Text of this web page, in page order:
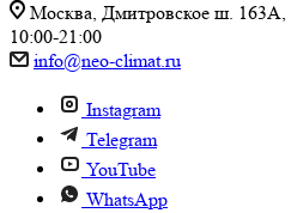
Москва, Дмитровское ш.
10:00-21:00
info@neo-climat.ru
Instagram
Telegram
YouTube
WhatsApp